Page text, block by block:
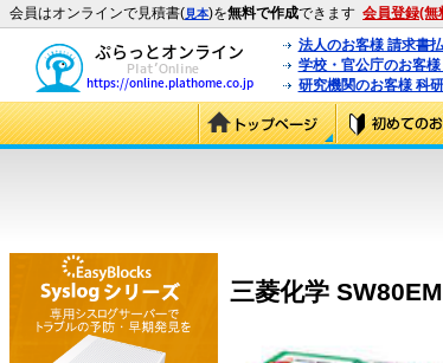
会員はオンラインで見積書(見本)を無料で作成できます 会員登録(無
法人のお客様 請求書
学校・官公庁のお客
研究機関のお客様 科
三菱化学